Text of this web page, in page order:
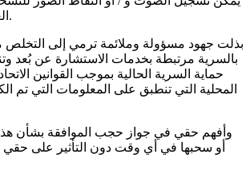
العلاج ومراقبة الجودة.
بذلت جهود مسؤولة وملائمة ترمي إلى
بالسرية مرتبطة بخدمات الاستشارة عن بُعد
حماية السرية الحالية بموجب القوانين
المحلية التي تنطبق على المعلومات التي تم
وأفهم حقي في جواز حجب الموافقة بشأن
أو سحبها في أي وقت دون التأثير على حقي